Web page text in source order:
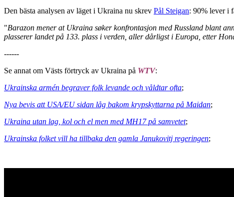
Den bästa analysen av läget i Ukraina nu skrev Pål Steigan: 90% lever i
"Barazon mener at Ukraina søker konfrontasjon med Russland blant
plasserer landet på 133. plass i verden, aller dårligst i Europa, etter
------
Se annat om Västs förtryck av Ukraina på WTV:
Ukrainska armén begraver folk levande och våldtar ofta;
Nya bevis att USA/EU sidan låg bakom krypskyttarna på Maidan;
Ukraina utan lag, kol och el men med MH17 på samvetet;
Ukrainska folket vill ha tillbaka den gamla Janukovitj regeringen;